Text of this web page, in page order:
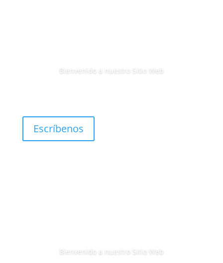
Bienvenido a nuestro Sitio Web
Escríbenos
Bienvenido a nuestro Sitio Web